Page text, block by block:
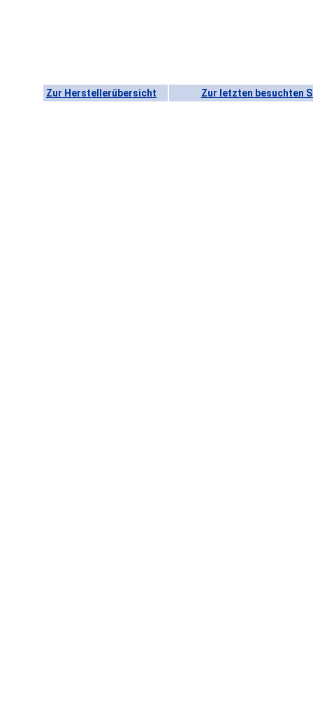
Zur Herstellerübersicht Zur letzten besuchten